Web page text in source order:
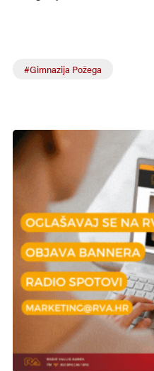
#Gimnazija Požega